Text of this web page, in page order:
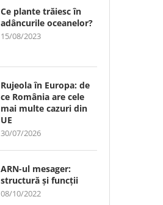
Ce plante trăiesc în
adâncurile oceanelor?
15/08/2023
Rujeola în Europa: de
ce România are cele
mai multe cazuri din
UE
30/07/2026
ARN-ul mesager:
structură și funcții
08/10/2022